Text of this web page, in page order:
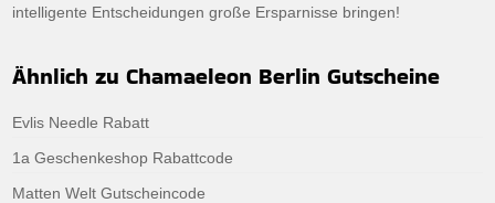
intelligente Entscheidungen große Ersparnisse bringen!
Ähnlich zu Chamaeleon Berlin Gutscheine
Evlis Needle Rabatt
1a Geschenkeshop Rabattcode
Matten Welt Gutscheincode